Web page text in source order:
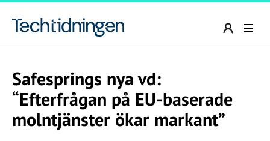
Safesprings nya vd:
“Efterfrågan på EU-baserade
molntjänster ökar markant”